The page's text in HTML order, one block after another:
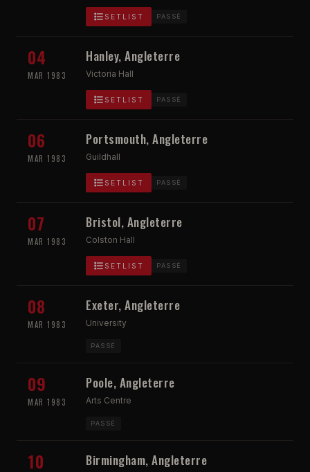
SETLIST PASSÉ
04
MAR 1983
Hanley, Angleterre
Victoria Hall
SETLIST PASSÉ
06
MAR 1983
Portsmouth, Angleterre
Guildhall
SETLIST PASSÉ
07
MAR 1983
Bristol, Angleterre
Colston Hall
SETLIST PASSÉ
08
MAR 1983
Exeter, Angleterre
University
PASSÉ
09
MAR 1983
Poole, Angleterre
Arts Centre
PASSÉ
10 Birmingham, Angleterre